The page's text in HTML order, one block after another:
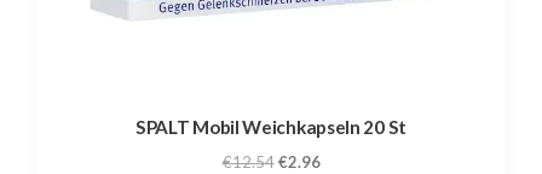
SPALT Mobil Weichkapseln 20 St
€12.54 Ursprünglicher
€2.96Aktueller